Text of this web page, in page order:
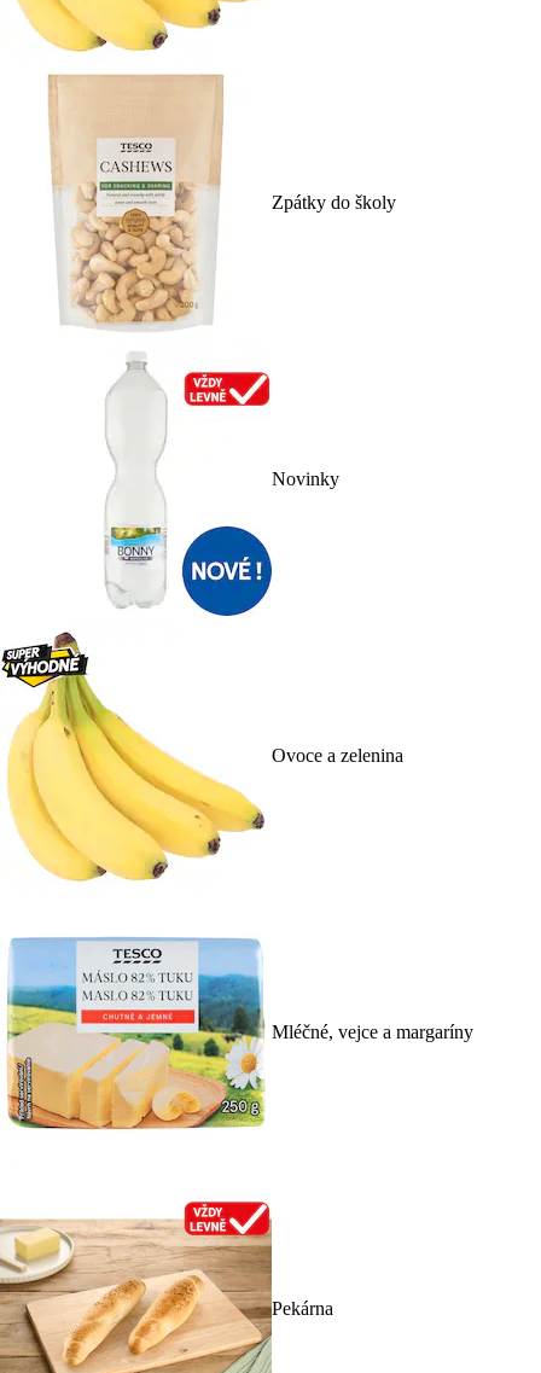
Zpátky do školy
Novinky
Ovoce a zelenina
Mléčné, vejce a margaríny
Pekárna